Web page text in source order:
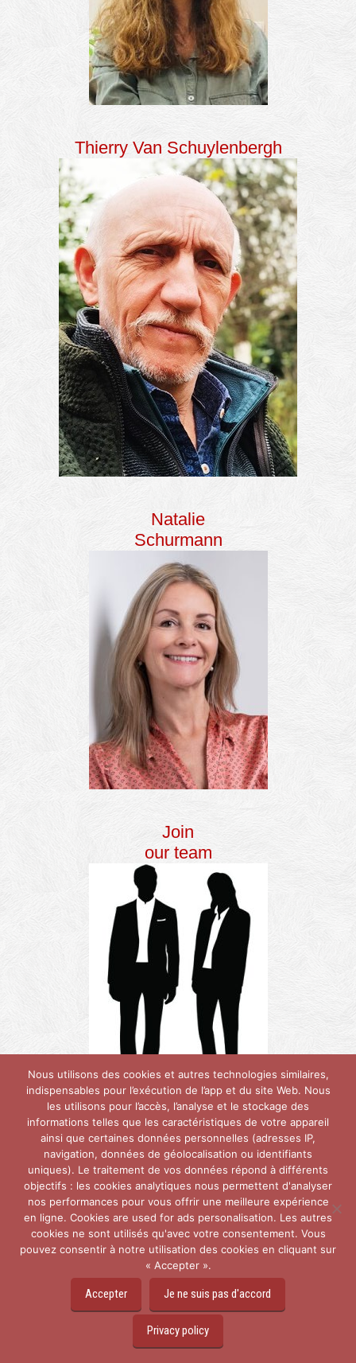
Thierry Van Schuylenbergh
Natalie
Schurmann
Join
our team
Relatietherapie in hetNederlands:
maak kennis met onze therapeuten
Leer onze empathische Nederlandssprekende therapeuten
kennen, experts in relatietherapie. Klik op hun afbeeldingen
om te zien hoe ze klaarstaan om u te ondersteunen bij het
nemen van levensveranderende stappen. relatietherapie
Philippe
Nous utilisons des cookies et autres technologies similaires,
indispensables pour l’exécution de l’app et du site Web. Nous
les utilisons pour l’accès, l’analyse et le stockage des
informations telles que les caractéristiques de votre appareil
ainsi que certaines données personnelles (adresses IP,
navigation, données de géolocalisation ou identifiants
uniques). Le traitement de vos données répond à différents
objectifs : les cookies analytiques nous permettent d'analyser
nos performances pour vous offrir une meilleure expérience
en ligne. Cookies are used for ads personalisation. Les autres
cookies ne sont utilisés qu'avec votre consentement. Vous
pouvez consentir à notre utilisation des cookies en cliquant sur
« Accepter ».
Accepter Je ne suis pas d'accord
Privacy policy